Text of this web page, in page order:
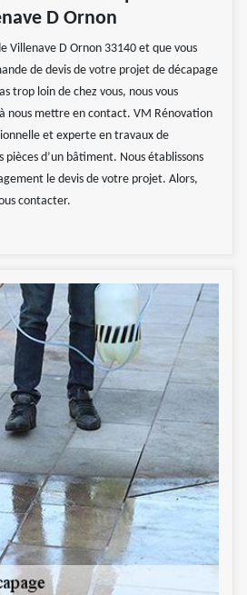
D Ornon
Villenave D Ornon 33140 et que vous
de devis de votre projet de décapage
trop loin de chez vous, nous vous
nous mettre en contact. VM Rénovation
et experte en travaux de
d’un bâtiment. Nous établissons
le devis de votre projet. Alors,
contacter.